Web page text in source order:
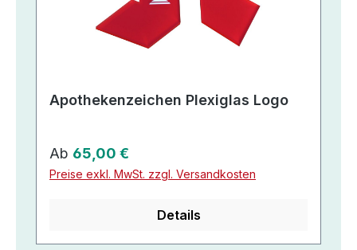
Apothekenzeichen Plexiglas Logo
Regulärer Preis:
Ab 65,00 €
Preise exkl. MwSt. zzgl. Versandkosten
Details